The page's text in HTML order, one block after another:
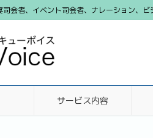
会者、イベント司会者、ナレーション、
サービス内容